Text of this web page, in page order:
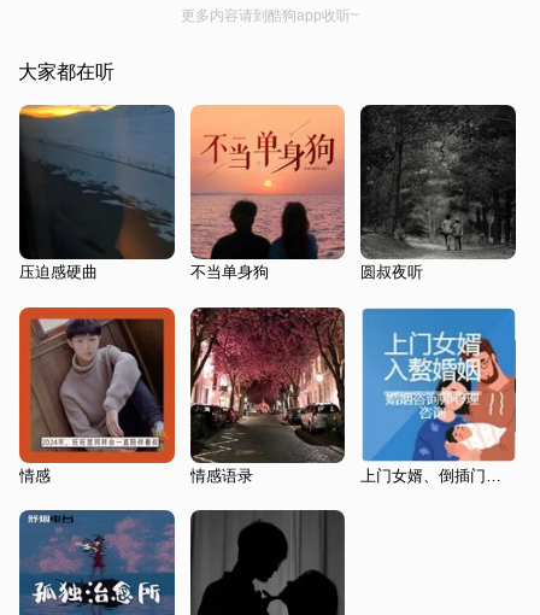
更多内容请到酷狗app收听~
大家都在听
压迫感硬曲 不当单身狗 圆叔夜听
情感 情感语录